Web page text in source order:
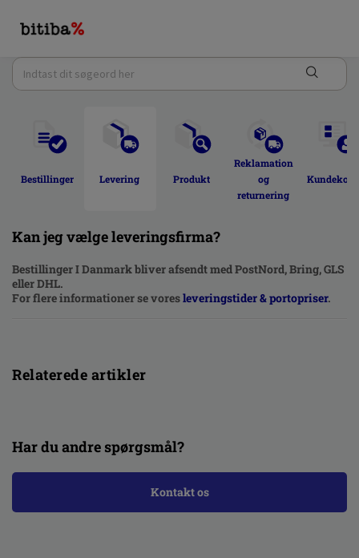
Bestillinger Levering Produkt
Reklamation
og
returnering
Kan jeg vælge leveringsfirma?
Bestillinger I Danmark bliver afsendt med PostNord, Bring, GLS
eller DHL.
For flere informationer se voresleveringstider & portopriser.
Relaterede artikler
Har du andre spørgsmål?
Kontakt os